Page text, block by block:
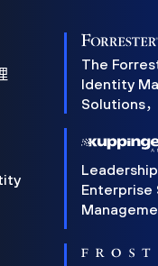
The
Identity
Solutions
Enterprise